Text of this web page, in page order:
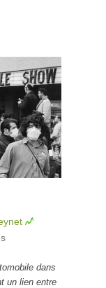
l’automobile
dans
un lien entre